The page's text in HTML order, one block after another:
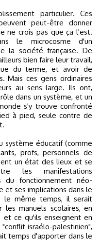
peut-être donner
ne crois pas que ça l'est.
le microcosme d'un
la société française. De
bien faire leur travail,
du terme, et avoir de
Mais ces gens ordinaires
au sens large. Ils ont,
dans un système, et un
s'y trouve confronté
à pied, seule contre de
système éducatif (comme
profs, personnels de
un état des lieux et se
les manifestations
du fonctionnement néo-
et ses implications dans le
le même temps, il serait
manuels scolaires, en
et ce qu'ils enseignent en
israélo-palestinien",
temps d'apporter dans le